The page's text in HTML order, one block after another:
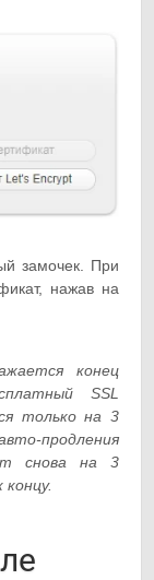
замочек. При
нажав на
конец
SSL
только на 3
продления
снова на 3